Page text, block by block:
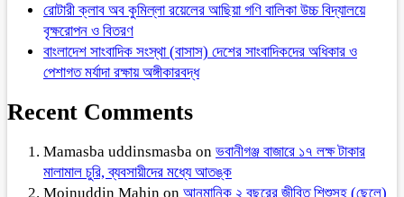
রোটারী ক্লাব অব কুমিল্লা রয়েলের আছিয়া গণি বালিকা উচ্চ বিদ্যালয়ে
বৃক্ষরোপন ও বিতরণ
বাংলাদেশ সাংবাদিক সংস্থা (বাসাস) দেশের সাংবাদিকদের অধিকার ও
পেশাগত মর্যাদা রক্ষায় অঙ্গীকারবদ্ধ
Recent Comments
Mamasba uddinsmasba on ভবানীগঞ্জ বাজারে ১৭ লক্ষ টাকার
মালামাল চুরি, ব্যবসায়ীদের মধ্যে আতঙ্ক
Moinuddin Mahin on আনুমানিক ২ বছরের জীবিত শিশুসহ (ছেলে)